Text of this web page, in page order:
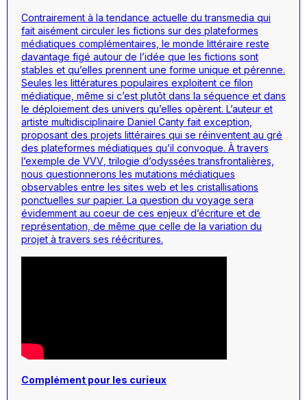
Contrairement à la tendance actuelle du transmedia qui
fait aisément circuler les fictions sur des plateformes
médiatiques complémentaires, le monde littéraire reste
davantage figé autour de l’idée que les fictions sont
stables et qu’elles prennent une forme unique et pérenne.
Seules les littératures populaires exploitent ce filon
médiatique, même si c’est plutôt dans la séquence et dans
le déploiement des univers qu’elles opèrent. L’auteur et
artiste multidisciplinaire Daniel Canty fait exception,
proposant des projets littéraires qui se réinventent au gré
des plateformes médiatiques qu’il convoque. À travers
l’exemple de VVV , trilogie d’odyssées transfrontalières,
nous questionnerons les mutations médiatiques
observables entre les sites web et les cristallisations
ponctuelles sur papier. La question du voyage sera
évidemment au coeur de ces enjeux d’écriture et de
représentation, de même que celle de la variation du
projet à travers ses réécritures.
Complément pour les curieux